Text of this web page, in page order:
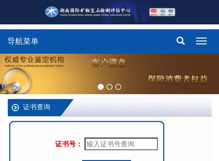
导航菜单
证书查询
证书号：